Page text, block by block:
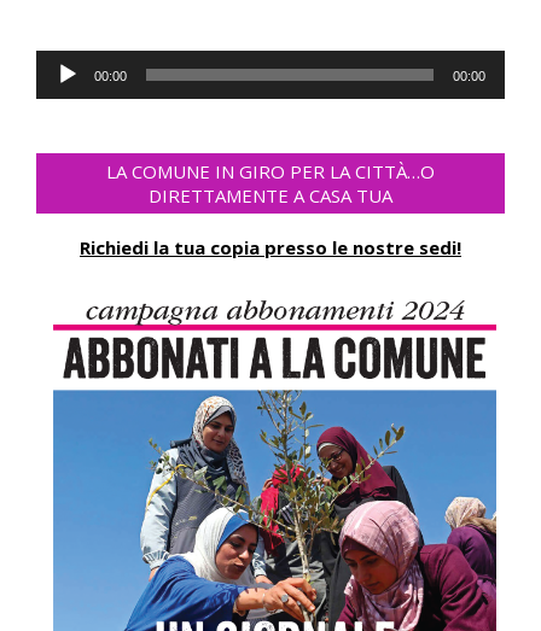
Audio-
Player
00:00 00:00
LA COMUNE IN GIRO PER LA CITTÀ…O
DIRETTAMENTE A CASA TUA
Richiedi la tua copia presso le nostre sedi!